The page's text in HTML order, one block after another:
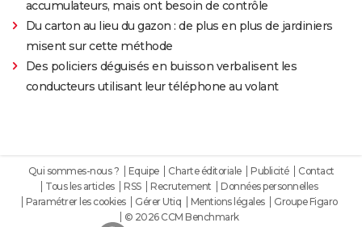
accumulateurs, mais ont besoin de contrôle
Du carton au lieu du gazon : de plus en plus de jardiniers
misent sur cette méthode
Des policiers déguisés en buisson verbalisent les
conducteurs utilisant leur téléphone au volant
Qui sommes-nous ? Equipe Charte éditoriale Publicité
Contact
Tous les articles
RSS Recrutement
Données personnelles
Paramétrer les cookies
Gérer Utiq Mentions légales
Groupe Figaro
© 2026 CCM Benchmark